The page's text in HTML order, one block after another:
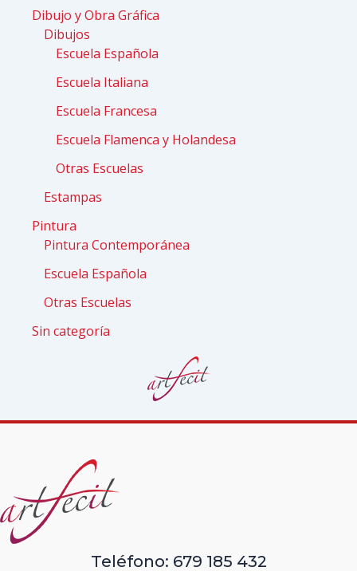
Dibujo y Obra Gráfica
Dibujos
Escuela Española
Escuela Italiana
Escuela Francesa
Escuela Flamenca y Holandesa
Otras Escuelas
Estampas
Pintura
Pintura Contemporánea
Escuela Española
Otras Escuelas
Sin categoría
Teléfono: 679 185 432